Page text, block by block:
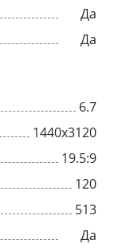
Да
Да
6.7
1440x3120
19.5:9
120
513
Да